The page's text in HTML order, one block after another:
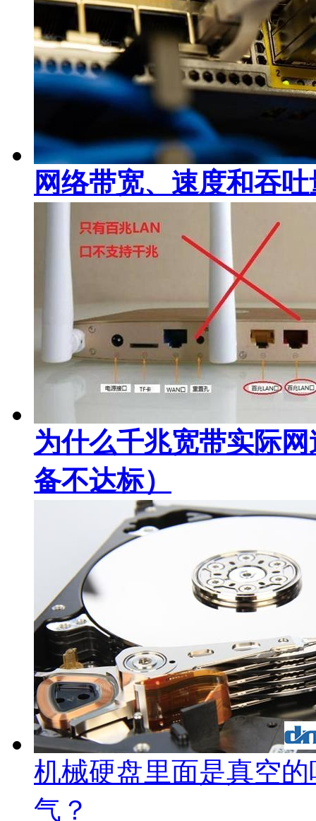
网络带宽、速度和吞
为什么千兆宽带实际
备不达标）
机械硬盘里面是真空
气？